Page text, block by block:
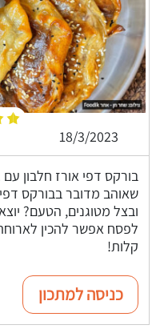
18/3/2023
בורקס דפי אורז חלבון
שאוהב מדובר בבורקס דפי
ובצל מטוגנים, הטעם?
לפסח אפשר להכין
קלות!
כניסה למתכון